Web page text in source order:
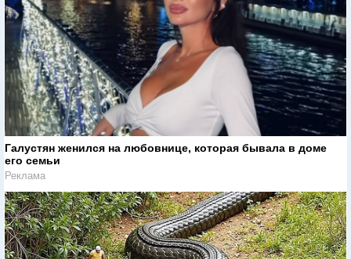
Галустян женился на любовнице, которая бывала в доме
его семьи
Реклама